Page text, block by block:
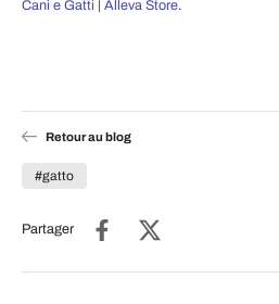
Cani e Gatti | Alleva Store.
Retour au blog
#gatto
Partager